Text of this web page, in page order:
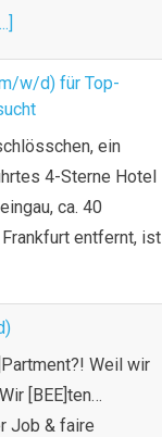
w/d) für Top-
ein
4-Sterne Hotel
ca. 40
entfernt, ist
Weil wir
[BEE]ten…
Job & faire